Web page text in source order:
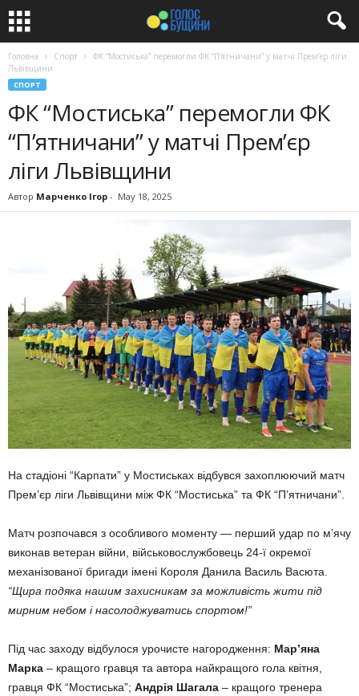
Головна Спорт
ФК “Мостиська” перемогли ФК “П’ятничани” у матчі Прем’єр ліги
Львівщини
СПОРТ
ФК “Мостиська” перемогли ФК
“П’ятничани” у матчі Прем’єр
ліги Львівщини
Автор Марченко Ігор - May 18, 2025
На стадіоні “Карпати” у Мостиськах відбувся захоплюючий матч
Прем’єр ліги Львівщини між ФК “Мостиська” та ФК “П’ятничани”.
Матч розпочався з особливого моменту — перший удар по м’ячу
виконав ветеран війни, військовослужбовець 24-ї окремої
механізованої бригади імені Короля Данила Василь Васюта.
“Щира подяка нашим захисникам за можливість жити під
мирним небом і насолоджуватись спортом!”
Під час заходу відбулося урочисте нагородження: Мар’яна
Марка – кращого гравця та автора найкращого гола квітня,
гравця ФК “Мостиська”; Андрія Шагала – кращого тренера